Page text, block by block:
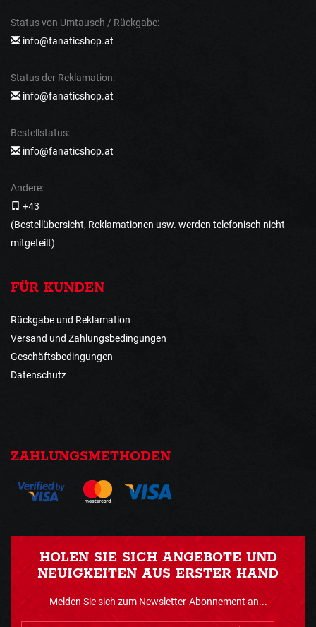
Status von Umtausch / Rückgabe:
info@fanaticshop.at
Status der Reklamation:
info@fanaticshop.at
Bestellstatus:
info@fanaticshop.at
Andere:
+43
(Bestellübersicht, Reklamationen usw. werden telefonisch nicht
mitgeteilt)
FÜR KUNDEN
Rückgabe und Reklamation
Versand und Zahlungsbedingungen
Geschäftsbedingungen
Datenschutz
ZAHLUNGSMETHODEN
HOLEN SIE SICH ANGEBOTE UND
NEUIGKEITEN AUS ERSTER HAND
Melden Sie sich zum Newsletter-Abonnement an...